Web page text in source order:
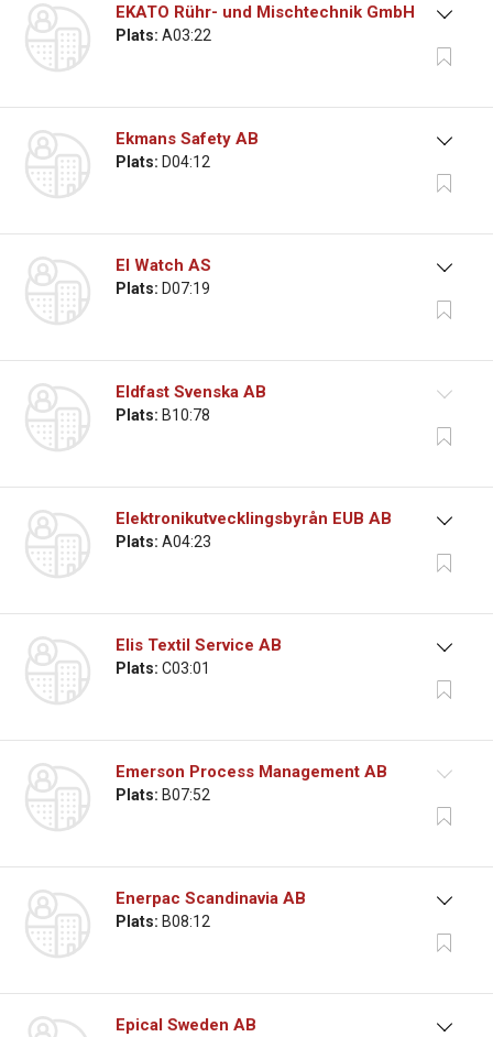
EKATO Rühr- und Mischtechnik GmbH
Plats: A03:22
Ekmans Safety AB
Plats: D04:12
El Watch AS
Plats: D07:19
Eldfast Svenska AB
Plats: B10:78
Elektronikutvecklingsbyrån EUB AB
Plats: A04:23
Elis Textil Service AB
Plats: C03:01
Emerson Process Management AB
Plats: B07:52
Enerpac Scandinavia AB
Plats: B08:12
Epical Sweden AB